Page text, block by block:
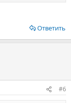
Ответить
#6